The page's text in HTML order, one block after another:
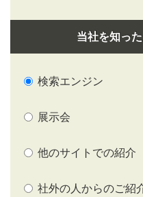
当社を知っ
検索エンジン
展示会
他のサイトでの紹介
社外の人からのご紹